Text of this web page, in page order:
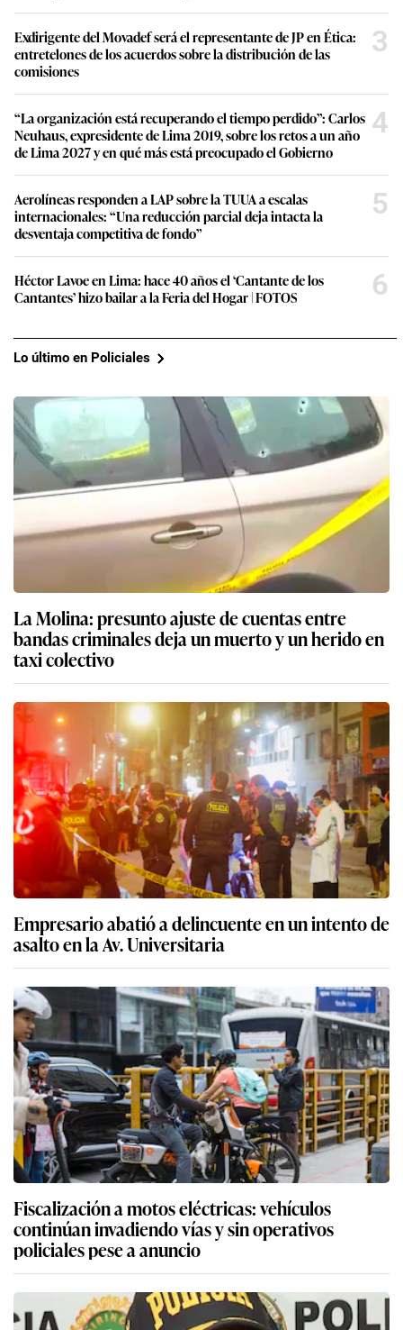
Exdirigente del Movadef será el representante de JP en Ética:
entretelones de los acuerdos sobre la distribución de las
comisiones
3
“La organización está recuperando el tiempo perdido”: Carlos
Neuhaus, expresidente de Lima 2019, sobre los retos a un año
de Lima 2027 y en qué más está preocupado el Gobierno
4
Aerolíneas responden a LAP sobre la TUUA a escalas
internacionales: “Una reducción parcial deja intacta la
desventaja competitiva de fondo”
5
Héctor Lavoe en Lima: hace 40 años el ‘Cantante de los
Cantantes’ hizo bailar a la Feria del Hogar | FOTOS
6
Lo último en Policiales
La Molina: presunto ajuste de cuentas entre
bandas criminales deja un muerto y un herido en
taxi colectivo
Empresario abatió a delincuente en un intento de
asalto en la Av. Universitaria
Fiscalización a motos eléctricas: vehículos
continúan invadiendo vías y sin operativos
policiales pese a anuncio